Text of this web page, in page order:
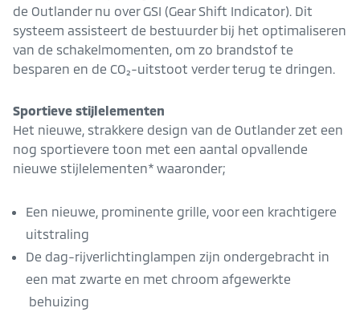
de Outlander nu over GSI (Gear Shift Indicator). Dit
systeem assisteert de bestuurder bij het optimaliseren
van de schakelmomenten, om zo brandstof te
besparen en de CO₂-uitstoot verder terug te dringen.
Sportieve stijlelementen
Het nieuwe, strakkere design van de Outlander zet een
nog sportievere toon met een aantal opvallende
nieuwe stijlelementen* waaronder;
Een nieuwe, prominente grille, voor een krachtigere
uitstraling
De dag-rijverlichtinglampen zijn ondergebracht in
een mat zwarte en met chroom afgewerkte
behuizing